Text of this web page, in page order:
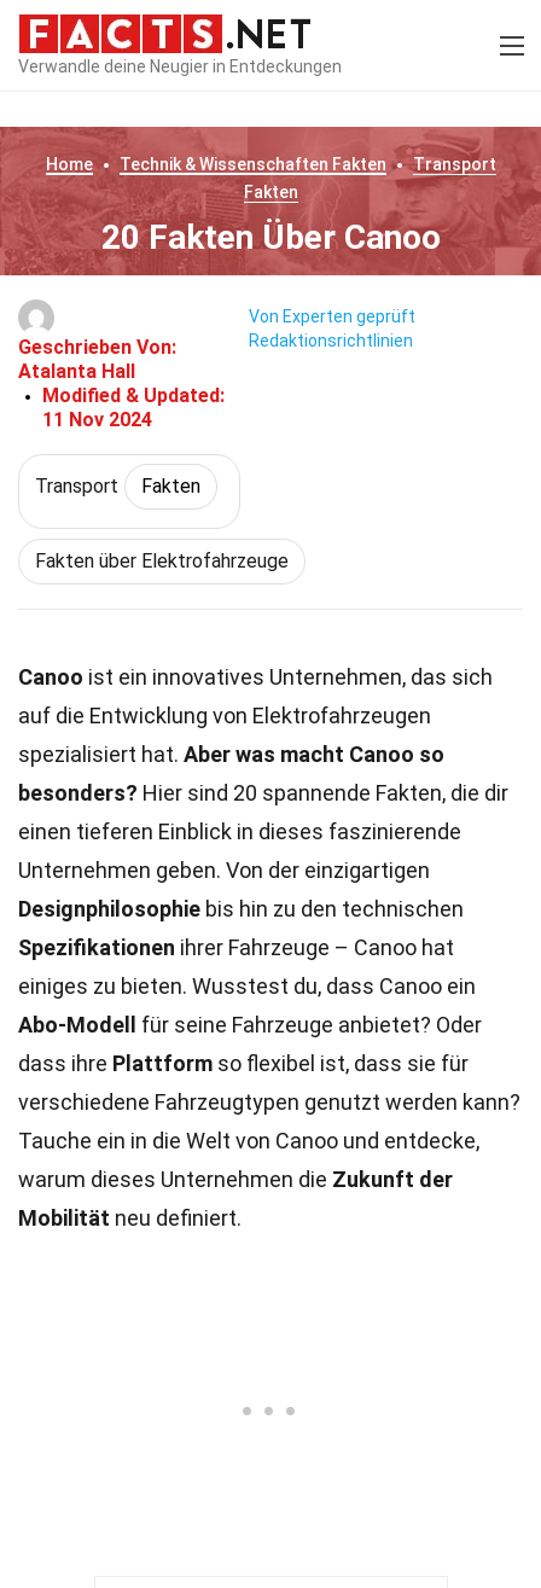
Verwandle deine Neugier in Entdeckungen
Home Technik & Wissenschaften Fakten
Transport
Fakten
20 Fakten Über Canoo
Geschrieben Von:
Atalanta Hall
Modified & Updated:
11 Nov 2024
Von Experten geprüft
Redaktionsrichtlinien
Transport Fakten
Fakten über Elektrofahrzeuge
Canoo ist ein innovatives Unternehmen, das sich
auf die Entwicklung von Elektrofahrzeugen
spezialisiert hat. Aber was macht Canoo so
besonders? Hier sind 20 spannende Fakten, die dir
einen tieferen Einblick in dieses faszinierende
Unternehmen geben. Von der einzigartigen
Designphilosophie bis hin zu den technischen
Spezifikationen ihrer Fahrzeuge – Canoo hat
einiges zu bieten. Wusstest du, dass Canoo ein
Abo-Modell
für seine Fahrzeuge anbietet? Oder
dass ihre Plattform so flexibel ist, dass sie für
verschiedene Fahrzeugtypen genutzt werden kann?
Tauche ein in die Welt von Canoo und entdecke,
warum dieses Unternehmen die Zukunft der
Mobilität neu definiert.